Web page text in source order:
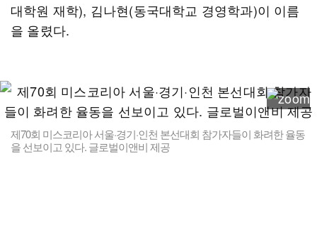
대학원 재학), 김나현(동국대학교 경영학과)이 이름
을 올렸다.
제70회 미스코리아 서울·경기·인천 본선대회 참가자들이 화려한 율동
을 선보이고 있다. 글로벌이앤비 제공